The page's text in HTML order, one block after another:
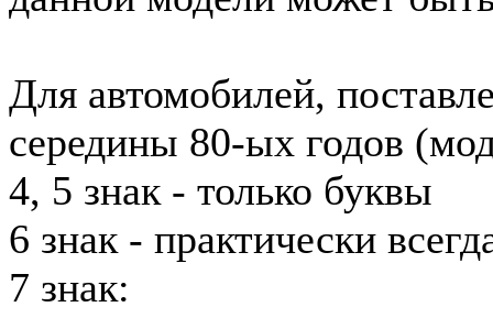
Для автомобилей,
середины 80-ых годов
4, 5 знак - только буквы
6 знак - практически
7 знак: